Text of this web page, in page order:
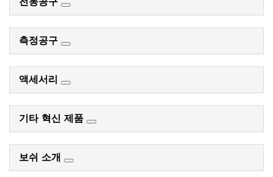
측정공구
액세서리
기타 혁신 제품
보쉬 소개